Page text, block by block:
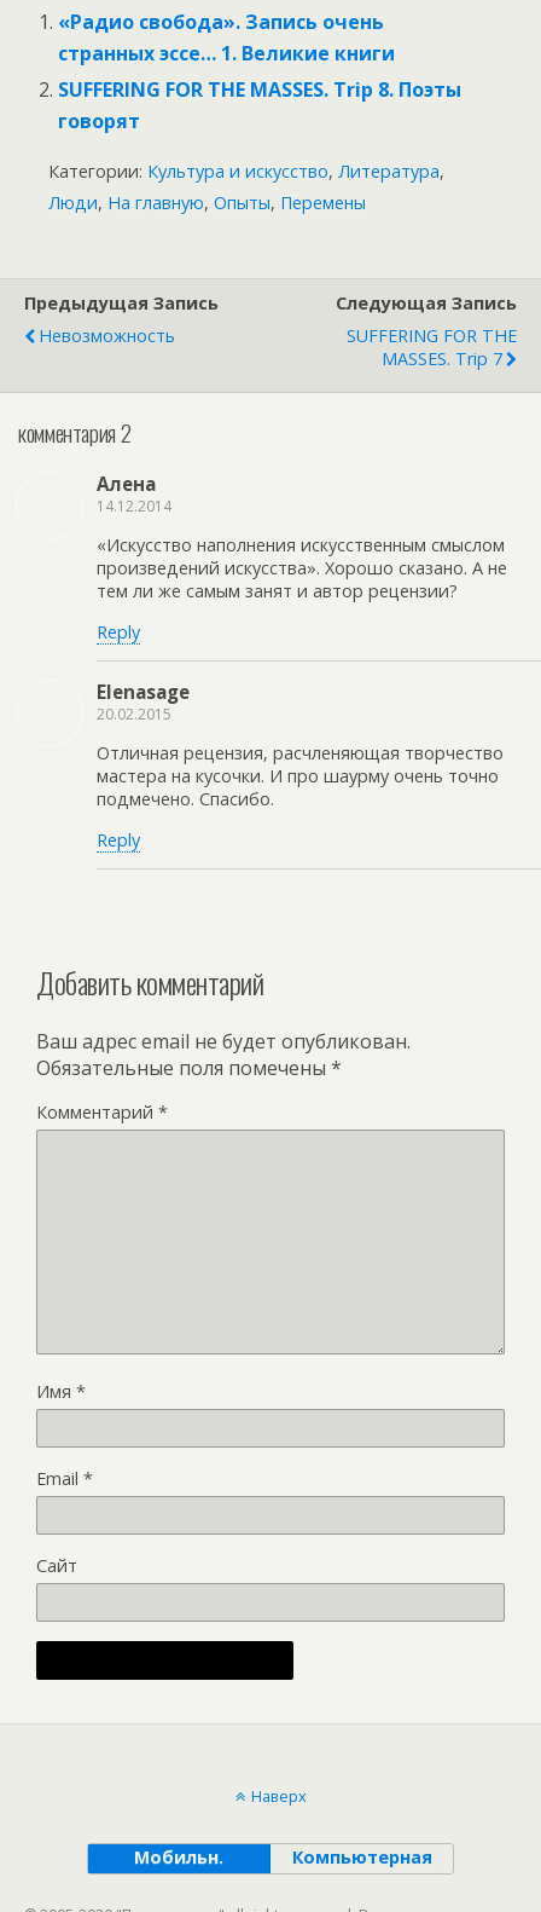
«Радио свобода». Запись очень
странных эссе… 1. Великие книги
SUFFERING FOR THE MASSES. Trip 8. Поэты
говорят
Категории: Культура и искусство, Литература,
Люди, На главную, Опыты, Перемены
Предыдущая Запись
Невозможность
Следующая Запись
SUFFERING FOR THE
MASSES. Trip 7
комментария 2
Алена
14.12.2014
«Искусство наполнения искусственным смыслом
произведений искусства». Хорошо сказано. А не
тем ли же самым занят и автор рецензии?
Reply
Elenasage
20.02.2015
Отличная рецензия, расчленяющая творчество
мастера на кусочки. И про шаурму очень точно
подмечено. Спасибо.
Reply
Добавить комментарий
Ваш адрес email не будет опубликован.
Обязательные поля помечены *
Комментарий *
Имя *
Email *
Сайт
Наверх
Мобильн. Компьютерная